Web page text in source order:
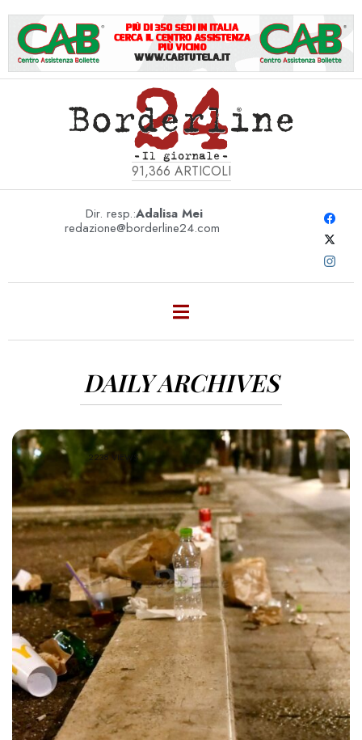
91,366 ARTICOLI
Dir. resp.:Adalisa Mei
redazione@borderline24.com
DAILY ARCHIVES
2238 VIEWS